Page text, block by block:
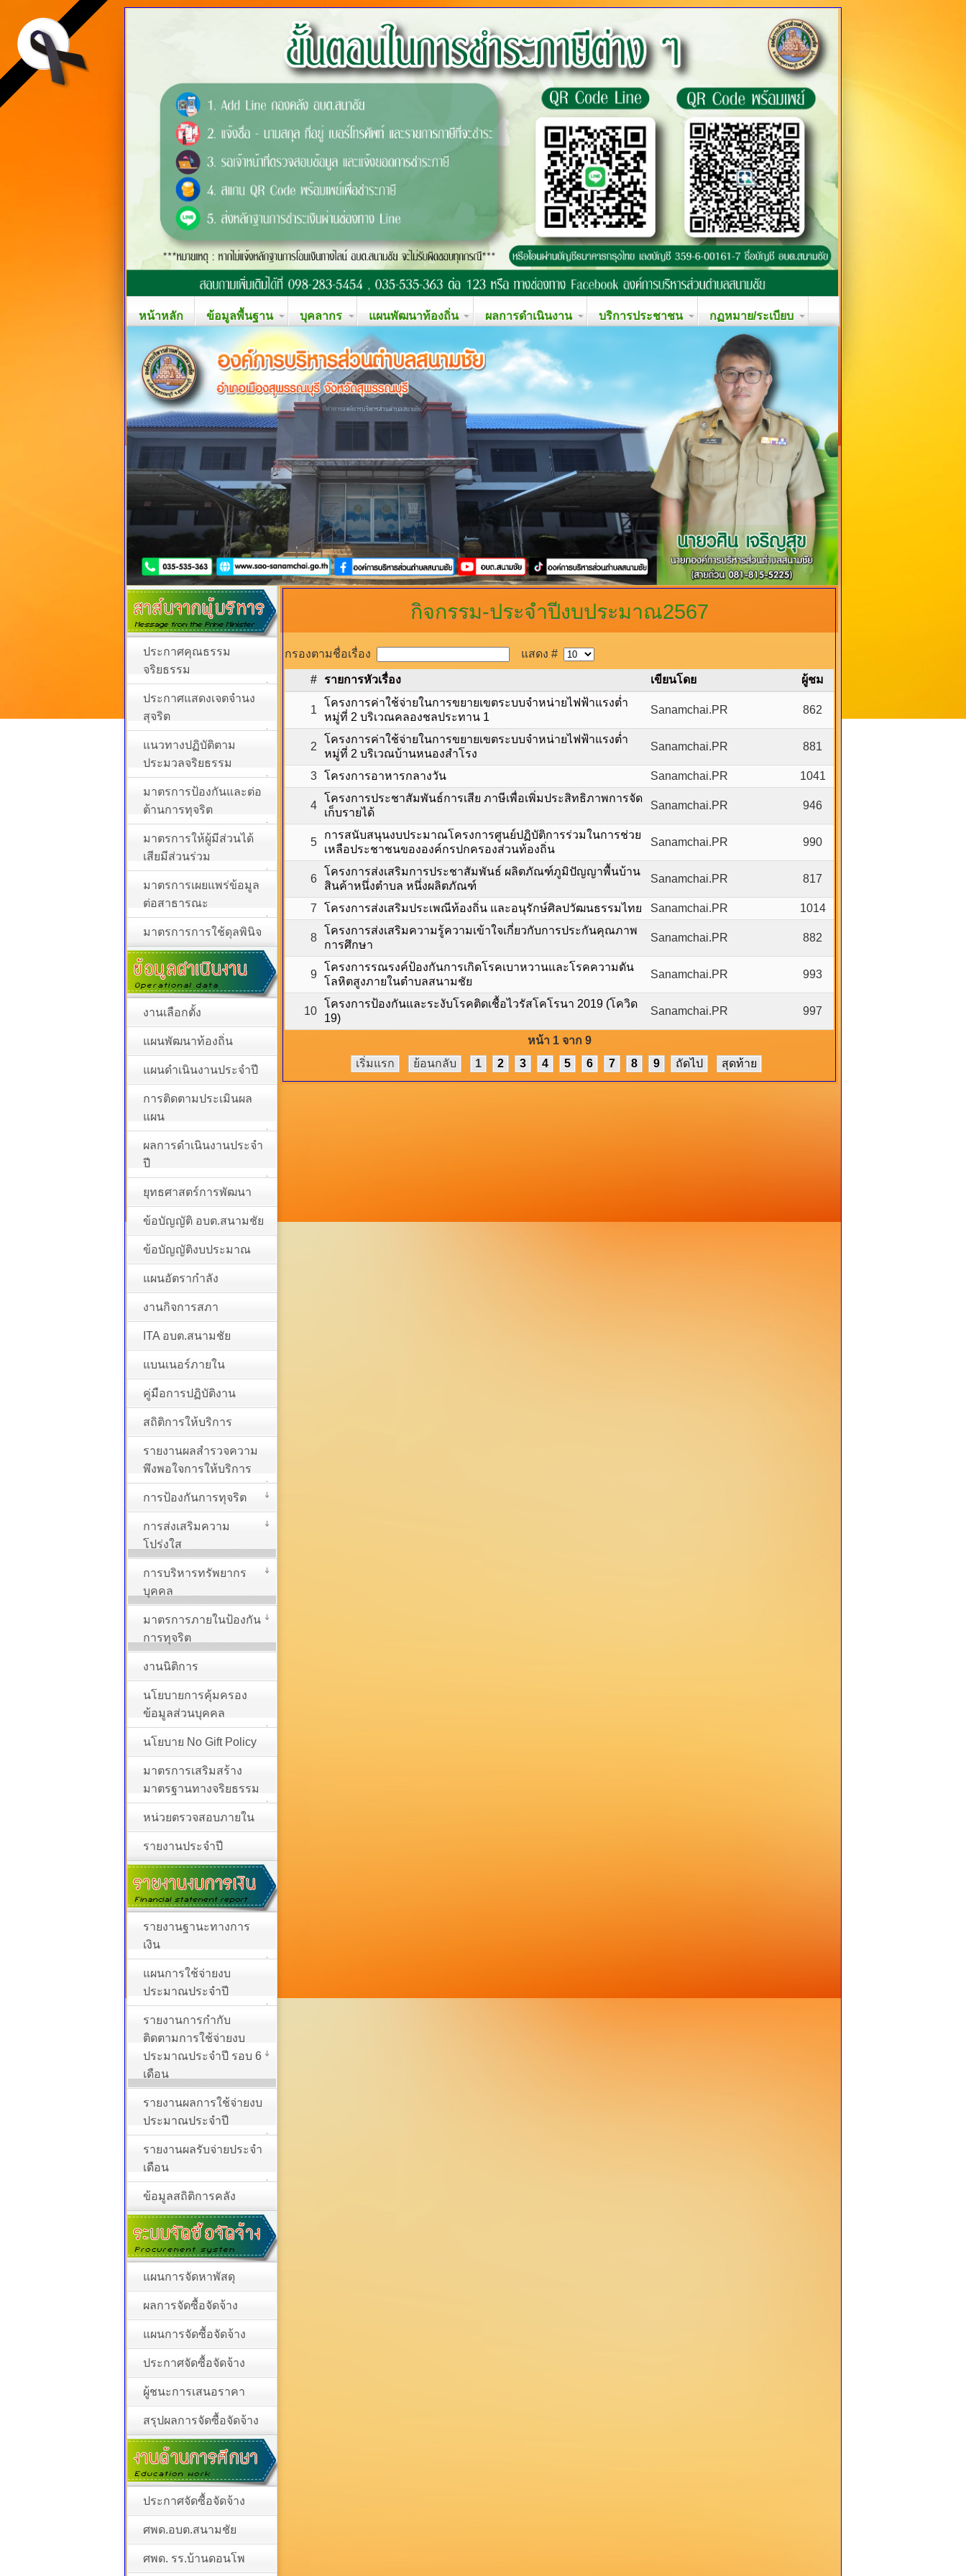
หน้าหลัก ข้อมูลพื้นฐาน บุคลากร แผนพัฒนาท้องถิ่น ผลการดำเนินงาน บริการประชาชน กฏหมาย/ระเบียบ
กิจกรรม-ประจำปีงบประมาณ2567
กรองตามชื่อเรื่อง แสดง #
# รายการหัวเรื่อง เขียนโดย ผู้ชม
1
โครงการค่าใช้จ่ายในการขยายเขตระบบจำหน่ายไฟฟ้าแรงต่ำ
หมู่ที่ 2 บริเวณคลองชลประทาน 1
Sanamchai.PR 862
2
โครงการค่าใช้จ่ายในการขยายเขตระบบจำหน่ายไฟฟ้าแรงต่ำ
หมู่ที่ 2 บริเวณบ้านหนองสำโรง
Sanamchai.PR 881
3 โครงการอาหารกลางวัน Sanamchai.PR 1041
4
โครงการประชาสัมพันธ์การเสีย ภาษีเพื่อเพิ่มประสิทธิภาพการจัด
เก็บรายได้
Sanamchai.PR 946
5
การสนับสนุนงบประมาณโครงการศูนย์ปฏิบัติการร่วมในการช่วย
เหลือประชาชนขององค์กรปกครองส่วนท้องถิ่น
Sanamchai.PR 990
6
โครงการส่งเสริมการประชาสัมพันธ์ ผลิตภัณฑ์ภูมิปัญญาพื้นบ้าน
สินค้าหนึ่งตำบล หนึ่งผลิตภัณฑ์
Sanamchai.PR 817
7 โครงการส่งเสริมประเพณีท้องถิ่น และอนุรักษ์ศิลปวัฒนธรรมไทย Sanamchai.PR 1014
8
โครงการส่งเสริมความรู้ความเข้าใจเกี่ยวกับการประกันคุณภาพ
การศึกษา
Sanamchai.PR 882
9
โครงการรณรงค์ป้องกันการเกิดโรคเบาหวานและโรคความดัน
โลหิตสูงภายในตำบลสนามชัย
Sanamchai.PR 993
10
โครงการป้องกันและระงับโรคติดเชื้อไวรัสโคโรนา 2019 (โควิด
19)
Sanamchai.PR 997
หน้า 1 จาก 9
เริ่มแรก
ย้อนกลับ 1 2 3 4 5 6 7 8 9 ถัดไป สุดท้าย
ประกาศคุณธรรม
จริยธรรม
ประกาศแสดงเจตจำนง
สุจริต
แนวทางปฏิบัติตาม
ประมวลจริยธรรม
มาตรการป้องกันและต่อ
ต้านการทุจริต
มาตรการให้ผู้มีส่วนได้
เสียมีส่วนร่วม
มาตรการเผยแพร่ข้อมูล
ต่อสาธารณะ
มาตรการการใช้ดุลพินิจ
งานเลือกตั้ง
แผนพัฒนาท้องถิ่น
แผนดำเนินงานประจำปี
การติดตามประเมินผล
แผน
ผลการดำเนินงานประจำ
ปี
ยุทธศาสตร์การพัฒนา
ข้อบัญญัติ อบต.สนามชัย
ข้อบัญญัติงบประมาณ
แผนอัตรากำลัง
งานกิจการสภา
ITA อบต.สนามชัย
แบนเนอร์ภายใน
คู่มือการปฏิบัติงาน
สถิติการให้บริการ
รายงานผลสำรวจความ
พึงพอใจการให้บริการ
การป้องกันการทุจริต
การส่งเสริมความ
โปร่งใส
การบริหารทรัพยากร
บุคคล
มาตรการภายในป้องกัน
การทุจริต
งานนิติการ
นโยบายการคุ้มครอง
ข้อมูลส่วนบุคคล
นโยบาย No Gift Policy
มาตรการเสริมสร้าง
มาตรฐานทางจริยธรรม
หน่วยตรวจสอบภายใน
รายงานประจำปี
รายงานฐานะทางการ
เงิน
แผนการใช้จ่ายงบ
ประมาณประจำปี
รายงานการกำกับ
ติดตามการใช้จ่ายงบ
ประมาณประจำปี รอบ 6
เดือน
รายงานผลการใช้จ่ายงบ
ประมาณประจำปี
รายงานผลรับจ่ายประจำ
เดือน
ข้อมูลสถิติการคลัง
แผนการจัดหาพัสดุ
ผลการจัดซื้อจัดจ้าง
แผนการจัดซื้อจัดจ้าง
ประกาศจัดซื้อจัดจ้าง
ผู้ชนะการเสนอราคา
สรุปผลการจัดซื้อจัดจ้าง
ประกาศจัดซื้อจัดจ้าง
ศพด.อบต.สนามชัย
ศพด. รร.บ้านดอนโพ